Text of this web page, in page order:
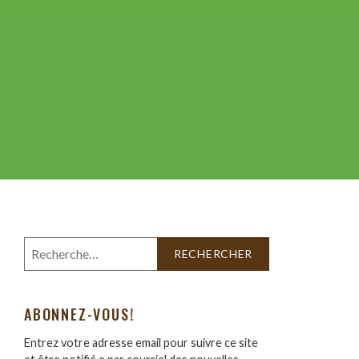
ABONNEZ-VOUS!
Entrez votre adresse email pour suivre ce site